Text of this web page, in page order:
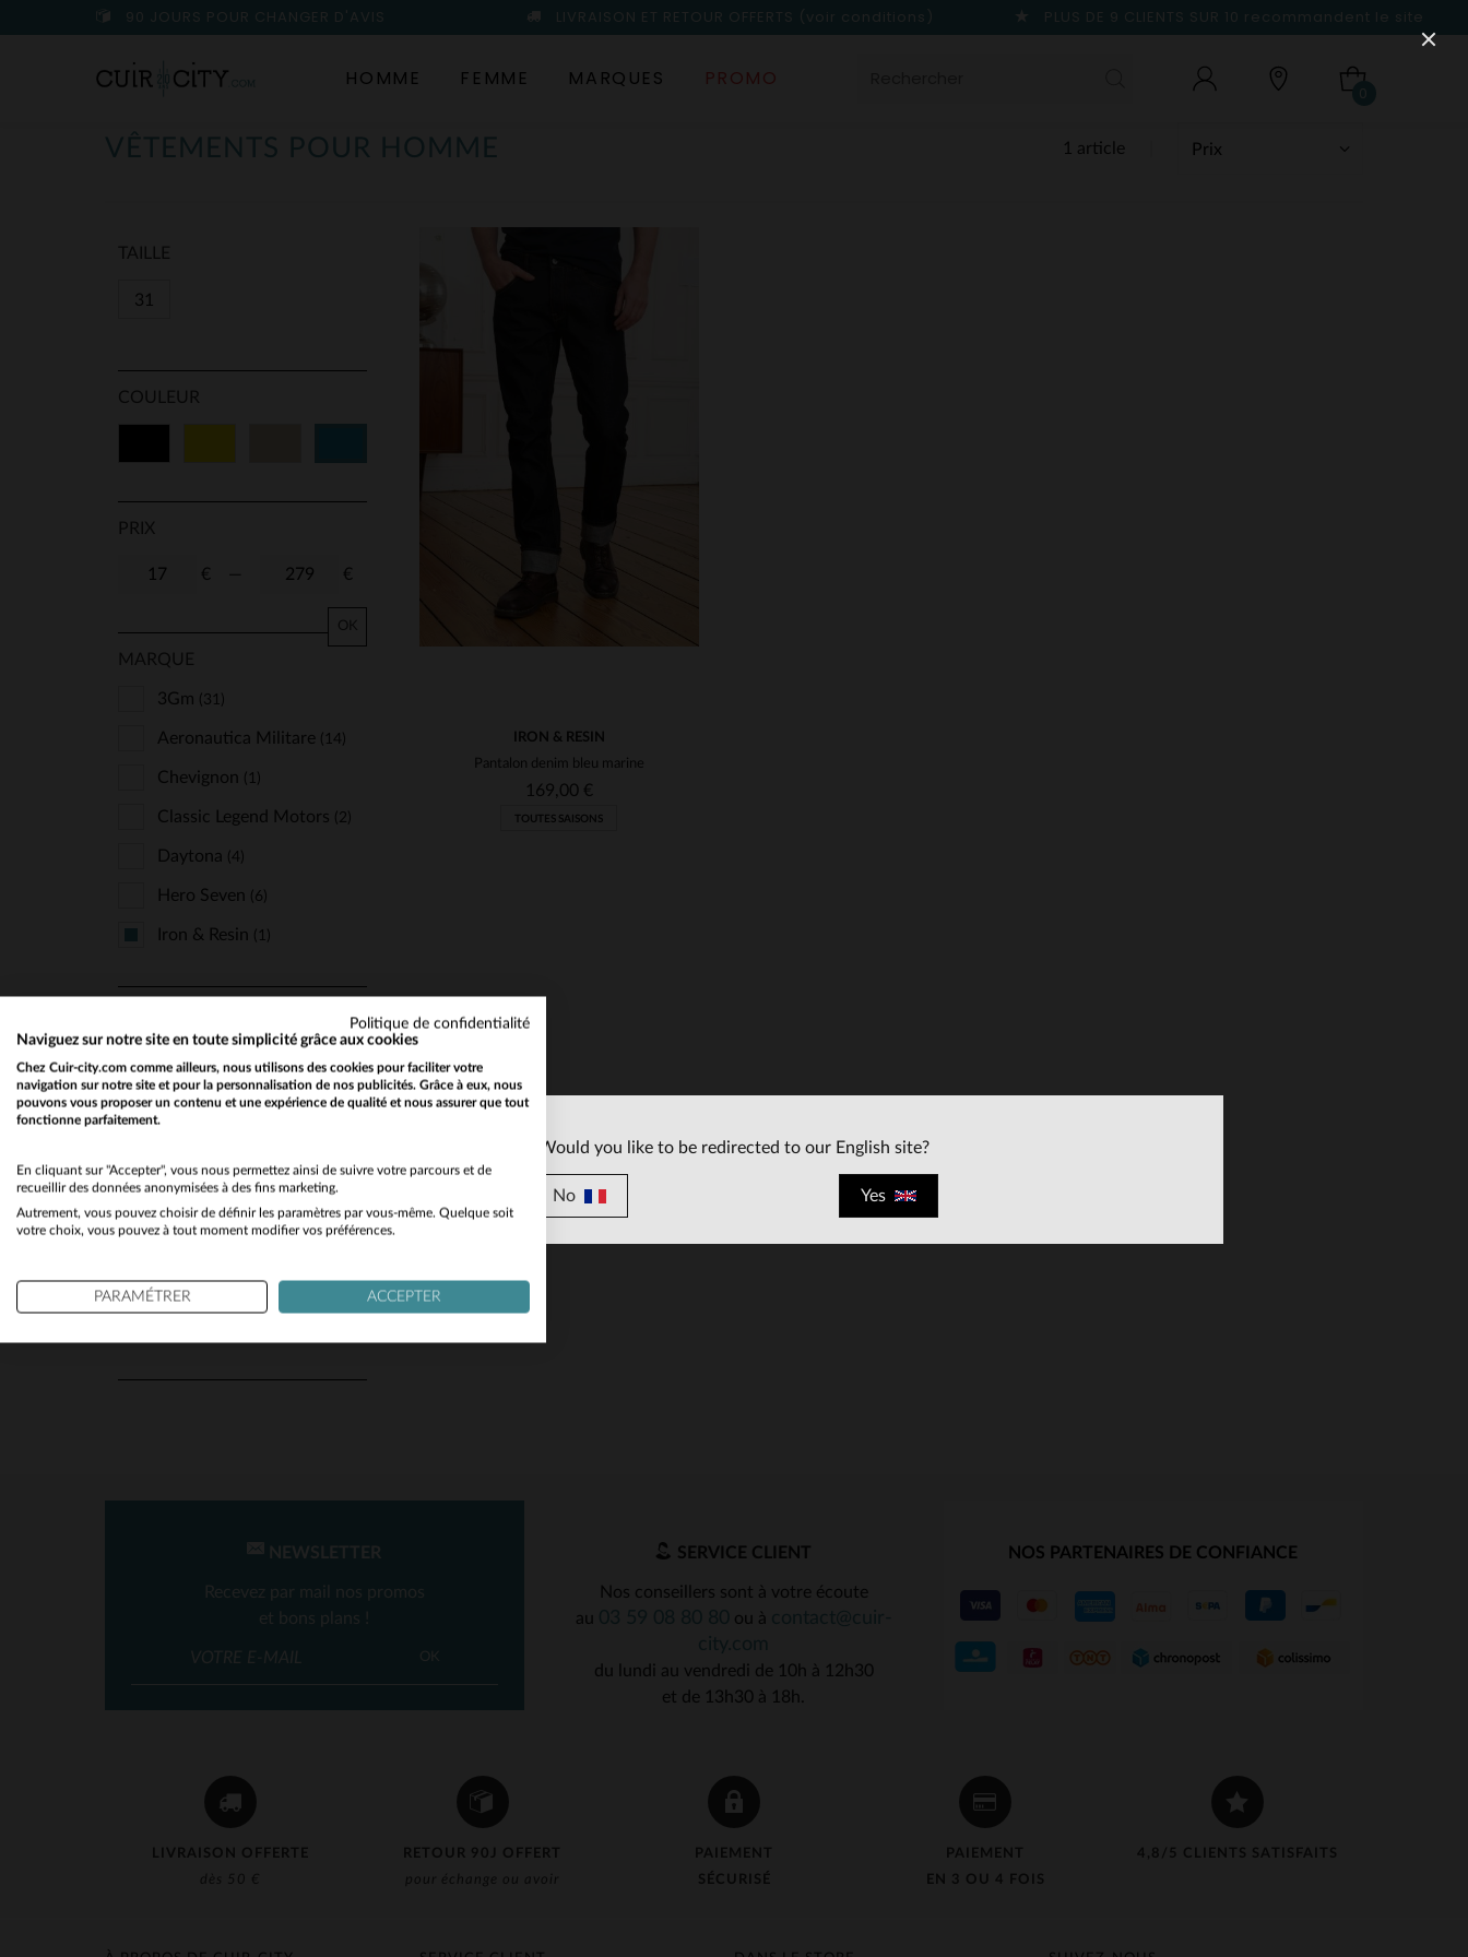
90 JOURS POUR CHANGER D'AVIS LIVRAISON ET RETOUR OFFERTS (voir conditions) PLUS DE 9 CLIENTS SUR 10 recommandent le site
HOMME FEMME MARQUES PROMO
0
1 article
VÊTEMENTS POUR HOMME
TAILLE
31
COULEUR
PRIX
€ €
OK
MARQUE
3Gm (31)
Aeronautica Militare (14)
Chevignon (1)
Classic Legend Motors (2)
Daytona (4)
Hero Seven (6)
Iron & Resin (1)
Paddock's(4)
Petrol Industries(8)
Redskins(28)
Von Dutch
Confort (1)
Toutes Saisons (1)
TAILLES DISPONIBLES
31
IRON & RESIN
Pantalon denim bleu marine
169,00 €
TOUTES SAISONS
LIVRAISON OFFERTE
dès 50 €
RETOUR 90J OFFERT
pour échange ou avoir
PAIEMENT
SÉCURISÉ
PAIEMENT
EN 3 OU 4 FOIS
4,8/5 CLIENTS SATISFAITS
NEWSLETTER
Recevez par mail nos promos
et bons plans !
OK
SERVICE CLIENT
Nos conseillers sont à votre écoute
au
ou à
du lundi au vendredi de 10h à 12h30
et de 13h30 à 18h.
NOS PARTENAIRES DE CONFIANCE
Would you like to be redirected to our English site?
No Yes
Politique de confidentialité
Naviguez sur notre site en toute simplicité grâce aux cookies
Chez Cuir-city.com comme ailleurs, nous utilisons des cookies pour faciliter votre
navigation sur notre site et pour la personnalisation de nos publicités. Grâce à eux, nous
pouvons vous proposer un contenu et une expérience de qualité et nous assurer que tout
fonctionne parfaitement.
En cliquant sur "Accepter", vous nous permettez ainsi de suivre votre parcours et de
recueillir des données anonymisées à des fins marketing.
Autrement, vous pouvez choisir de définir les paramètres par vous-même. Quelque soit
votre choix, vous pouvez à tout moment modifier vos préférences.
PARAMÉTRER ACCEPTER